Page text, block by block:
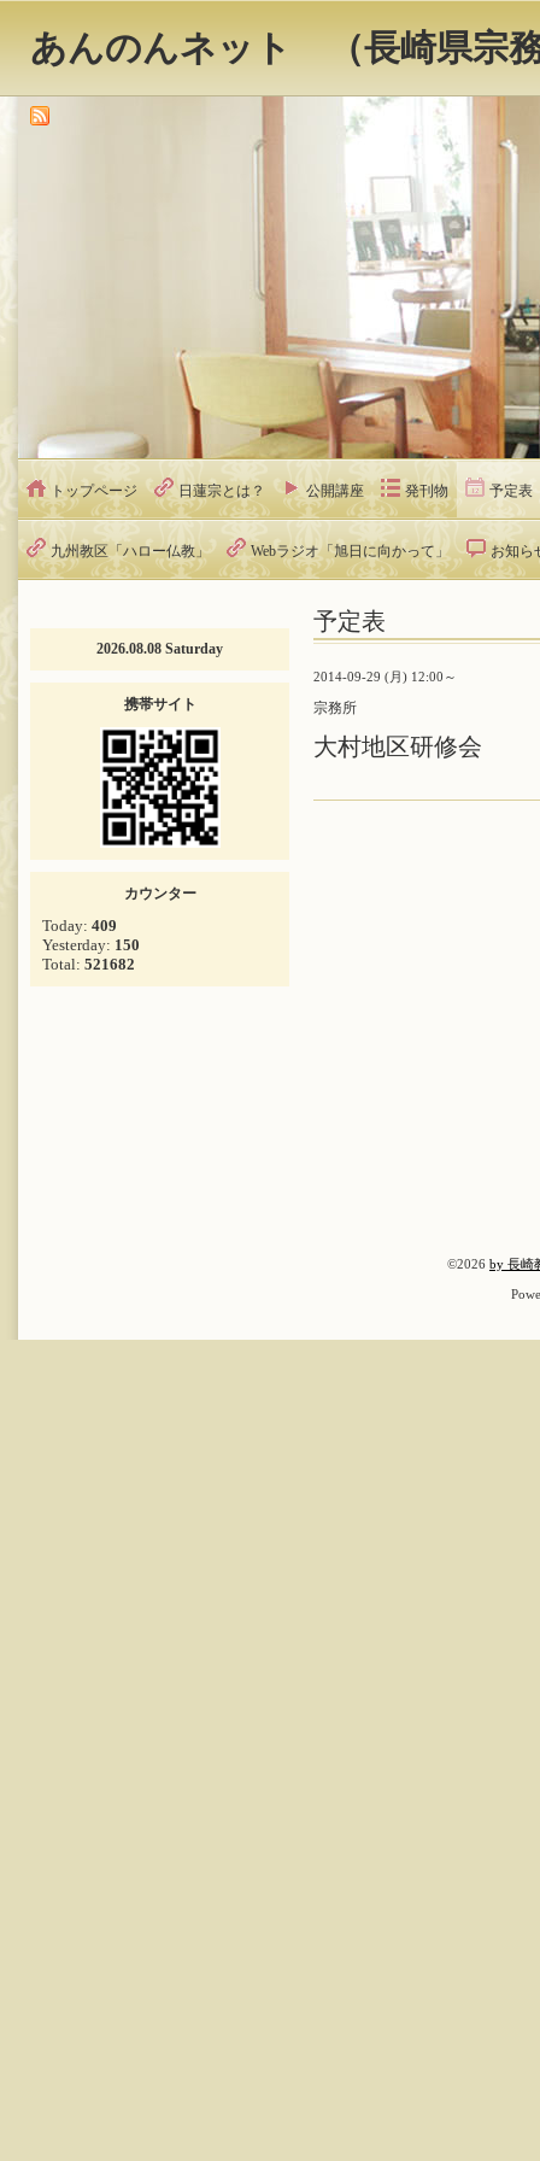
あんのんネット （長崎県宗
トップページ 日蓮宗とは？ 公開講座 発刊物 予定表
九州教区「ハロー仏教」 Webラジオ「旭日に向かって」 お知ら
予定表
2014-09-29 (月) 12:00～
宗務所
大村地区研修会
2026.08.08 Saturday
携帯サイト
カウンター
Today: 409
Yesterday: 150
Total: 521682
©2026 by 長崎